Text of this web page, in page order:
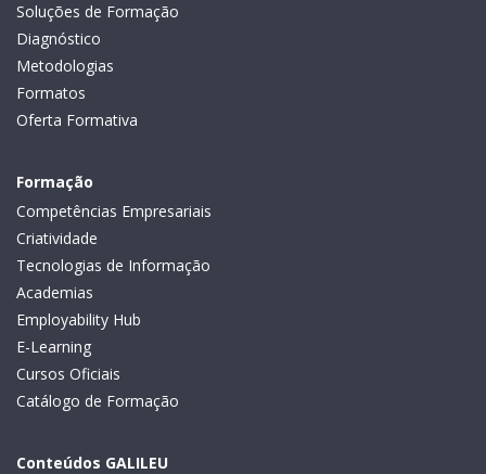
Soluções de Formação
Diagnóstico
Metodologias
Formatos
Oferta Formativa
Formação
Competências Empresariais
Criatividade
Tecnologias de Informação
Academias
Employability Hub
E-Learning
Cursos Oficiais
Catálogo de Formação
Conteúdos GALILEU